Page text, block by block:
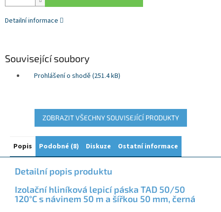
Detailní informace
Související soubory
Prohlášení o shodě (251.4 kB)
ZOBRAZIT VŠECHNY SOUVISEJÍCÍ PRODUKTY
Popis Podobné (8) Diskuze Ostatní informace
Detailní popis produktu
Izolační hliníková lepicí páska TAD 50/50
120°C s návinem 50 m a šířkou 50 mm, černá